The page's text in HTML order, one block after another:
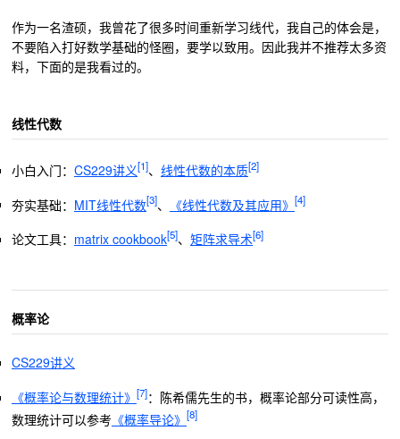
作为一名渣硕，我曾花了很多时间重新学习线代，我自己的体会是，
不要陷入打好数学基础的怪圈，要学以致用。因此我并不推荐太多资
料，下面的是我看过的。
线性代数
小白入门： CS229讲义[1]、 线性代数的本质[2]
夯实基础： MIT线性代数[3]、 《线性代数及其应用》 [4]
论文工具： matrix cookbook[5]、 矩阵求导术[6]
概率论
CS229讲义
《概率论与数理统计》 [7]：陈希儒先生的书，概率论部分可读性高，
数理统计可以参考 《概率导论》 [8]